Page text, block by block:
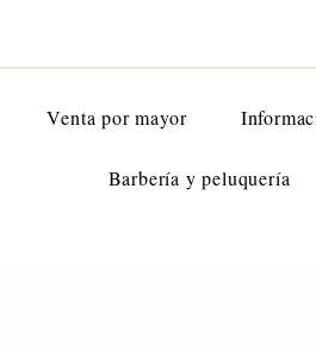
Venta por mayor
Barbería y peluquería